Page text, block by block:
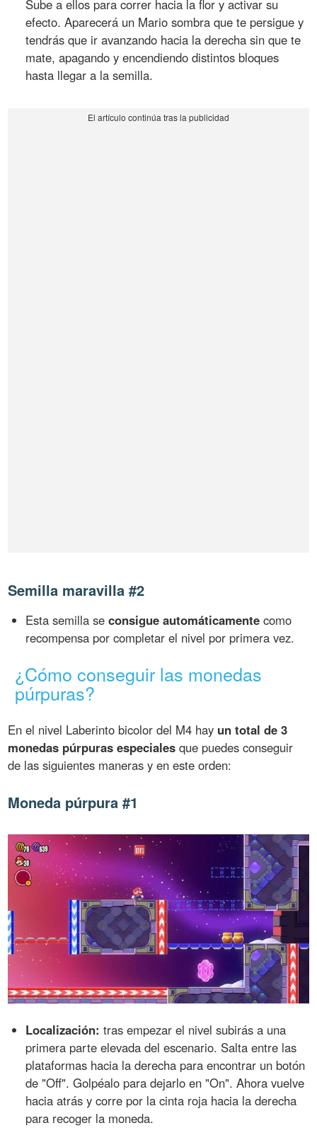
Sube a ellos para correr hacia la flor y activar su
efecto. Aparecerá un Mario sombra que te persigue y
tendrás que ir avanzando hacia la derecha sin que te
mate, apagando y encendiendo distintos bloques
hasta llegar a la semilla.
Semilla maravilla #2
Esta semilla seconsigue automáticamente como
recompensa por completar el nivel por primera vez.
¿Cómo conseguir las monedas
púrpuras?
En el nivel Laberinto bicolor del M4 hay un total de 3
monedas púrpuras especiales que puedes conseguir
de las siguientes maneras y en este orden:
Moneda púrpura #1
Localización: tras empezar el nivel subirás a una
primera parte elevada del escenario. Salta entre las
plataformas hacia la derecha para encontrar un botón
de "Off". Golpéalo para dejarlo en "On". Ahora vuelve
hacia atrás y corre por la cinta roja hacia la derecha
para recoger la moneda.